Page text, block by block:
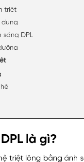
triệt
dụng
DPL
là gì?
triệt lông bằng ánh